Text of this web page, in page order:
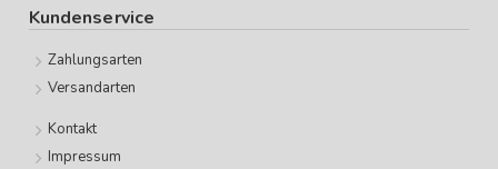
Kundenservice
Zahlungsarten
Versandarten
Kontakt
Impressum